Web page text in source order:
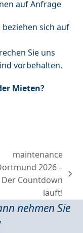
auf Anfrage
sich auf
Sie uns
vorbehalten.
Mieten?
maintenance
2026 –
Der Countdown
läuft!
nehmen Sie